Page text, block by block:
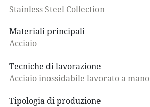
Stainless Steel Collection
Materiali principali
Acciaio
Tecniche di lavorazione
Acciaio inossidabile lavorato a mano
Tipologia di produzione